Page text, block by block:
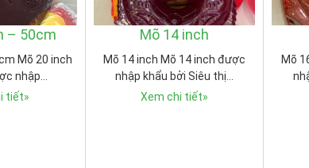
– 50cm
Mõ 20 inch
nhập…
tiết»
Mõ 14 inch
Mõ 14 inch Mõ 14 inch được
nhập khẩu bởi Siêu thị…
Xem chi tiết»
Mõ